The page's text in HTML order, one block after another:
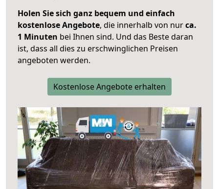
Holen Sie sich ganz bequem und einfach
kostenlose Angebote, die innerhalb von nurca.
1 Minuten bei Ihnen sind. Und das Beste daran
ist, dass all dies zu erschwinglichen Preisen
angeboten werden.
Kostenlose Angebote erhalten